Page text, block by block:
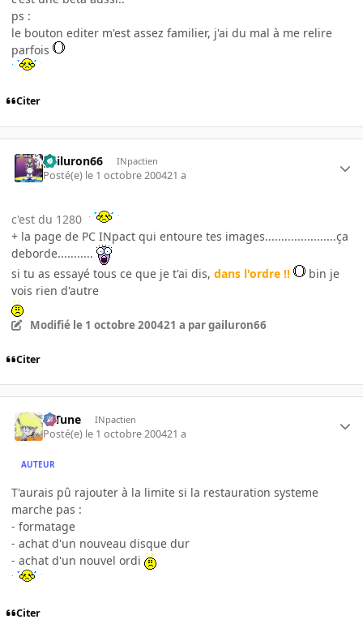
ps :
le bouton editer m'est assez familier, j'ai du mal à me relire
parfois
Citer
gailuron66 INpactien
Posté(e) le 1 octobre 200421 a
c'est du 1280
+ la page de PC INpact qui entoure tes images......................ça
deborde...........
si tu as essayé tous ce que je t'ai dis, dans l'ordre !!
bin je
vois rien d'autre
Modifié le 1 octobre 200421 a par gailuron66
Citer
D-Tune INpactien
Posté(e) le 1 octobre 200421 a
AUTEUR
T'aurais pû rajouter à la limite si la restauration systeme
marche pas :
- formatage
- achat d'un nouveau disque dur
- achat d'un nouvel ordi
Citer